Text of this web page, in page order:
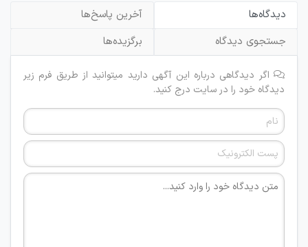
دیدگاه‌ها
آخرین پاسخ‌ها
جستجوی دیدگاه
برگزیده‌ها
اگر دیدگاهی درباره این آگهی دارید میتوانید از طریق فرم زیر
دیدگاه خود را در سایت درج کنید.